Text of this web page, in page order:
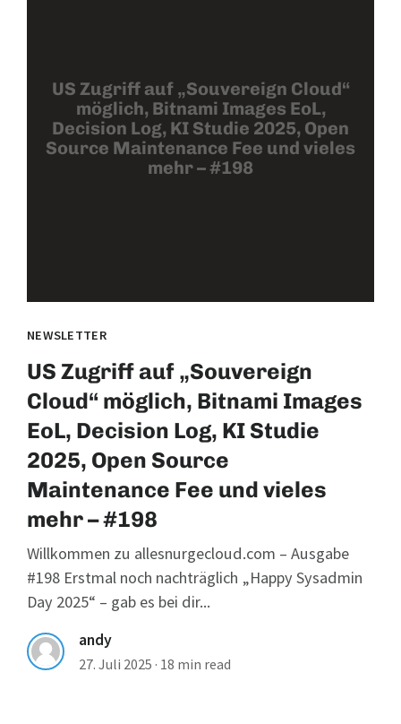
US Zugriff auf „Souvereign Cloud“
möglich, Bitnami Images EoL,
Decision Log, KI Studie 2025, Open
Source Maintenance Fee und vieles
mehr – #198
NEWSLETTER
US Zugriff auf „Souvereign
Cloud“ möglich, Bitnami Images
EoL, Decision Log, KI Studie
2025, Open Source
Maintenance Fee und vieles
mehr – #198
Willkommen zu allesnurgecloud.com – Ausgabe
#198 Erstmal noch nachträglich „Happy Sysadmin
Day 2025“ – gab es bei dir...
andy
27. Juli 2025 · 18 min read